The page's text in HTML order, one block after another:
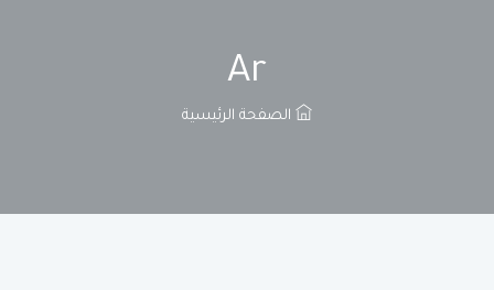
Ar
الصفحة الرئيسية